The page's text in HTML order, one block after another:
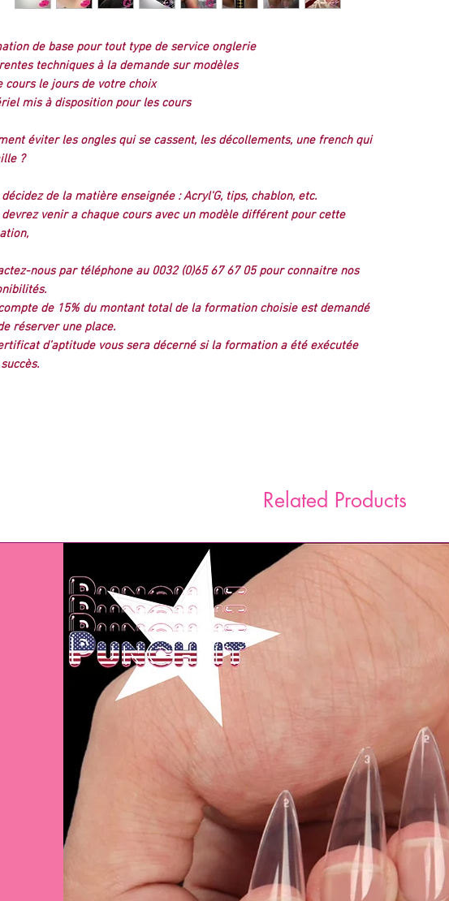
de base pour tout type de service onglerie
techniques à la demande sur modèles
cours le jours de votre choix
mis à disposition pour les cours
éviter les ongles qui se cassent, les décollements, une french qui
?
décidez de la matière enseignée : Acryl'G, tips, chablon, etc.​
devrez venir a chaque cours avec un modèle différent pour cette
nous par téléphone au 0032 (0)65 67 67 05 pour connaitre nos
de 15% du montant total de la formation choisie est demandé
réserver une place.
d’aptitude vous sera décerné si la formation a été exécutée
Related Products